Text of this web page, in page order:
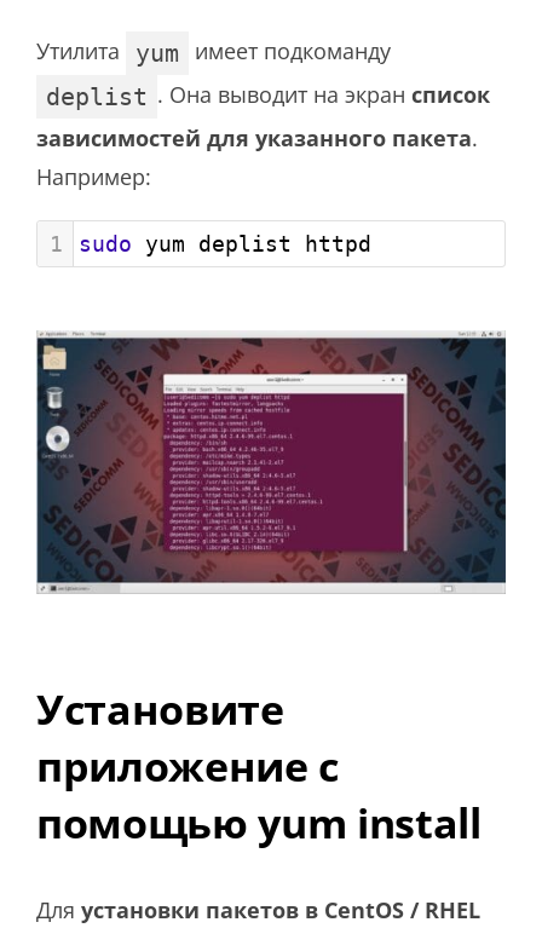
Утилита yum
имеет подкоманду
deplist . Она выводит на экран список
зависимостей для указанного пакета.
Например:
1 sudo yum deplist httpd
Установите
приложение с
помощью yum install
Для установки пакетов в CentOS / RHEL